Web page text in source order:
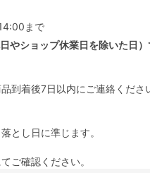
まで
やショップ休業日を除いた日）
到着後7日以内にご連絡くだ
とし日に準じます。
ご確認ください。